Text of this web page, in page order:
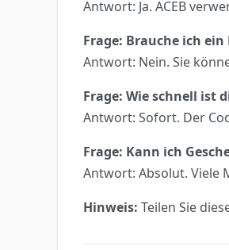
Antwort: Ja. ACEB
Frage: Brauche ich ein
Antwort: Nein. Sie
Frage: Wie schnell ist
Antwort: Sofort. Der
Frage: Kann ich
Antwort: Absolut. Viele
Hinweis: Teilen Sie